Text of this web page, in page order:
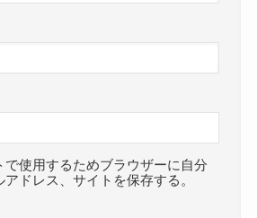
で使用するためブラウザーに自分
ドレス、サイトを保存する。